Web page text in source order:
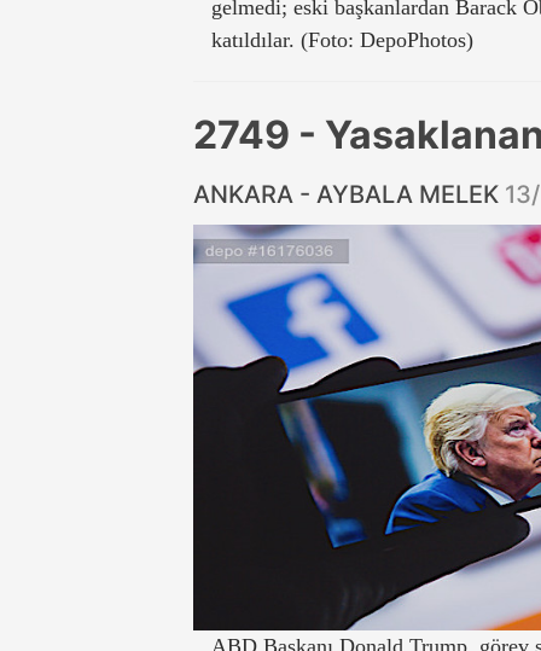
gelmedi; eski başkanlardan Barack
katıldılar. (Foto: DepoPhotos)
2749 -
ANKARA - AYBALA MELEK
ABD Başkanı Donald Trump, görev